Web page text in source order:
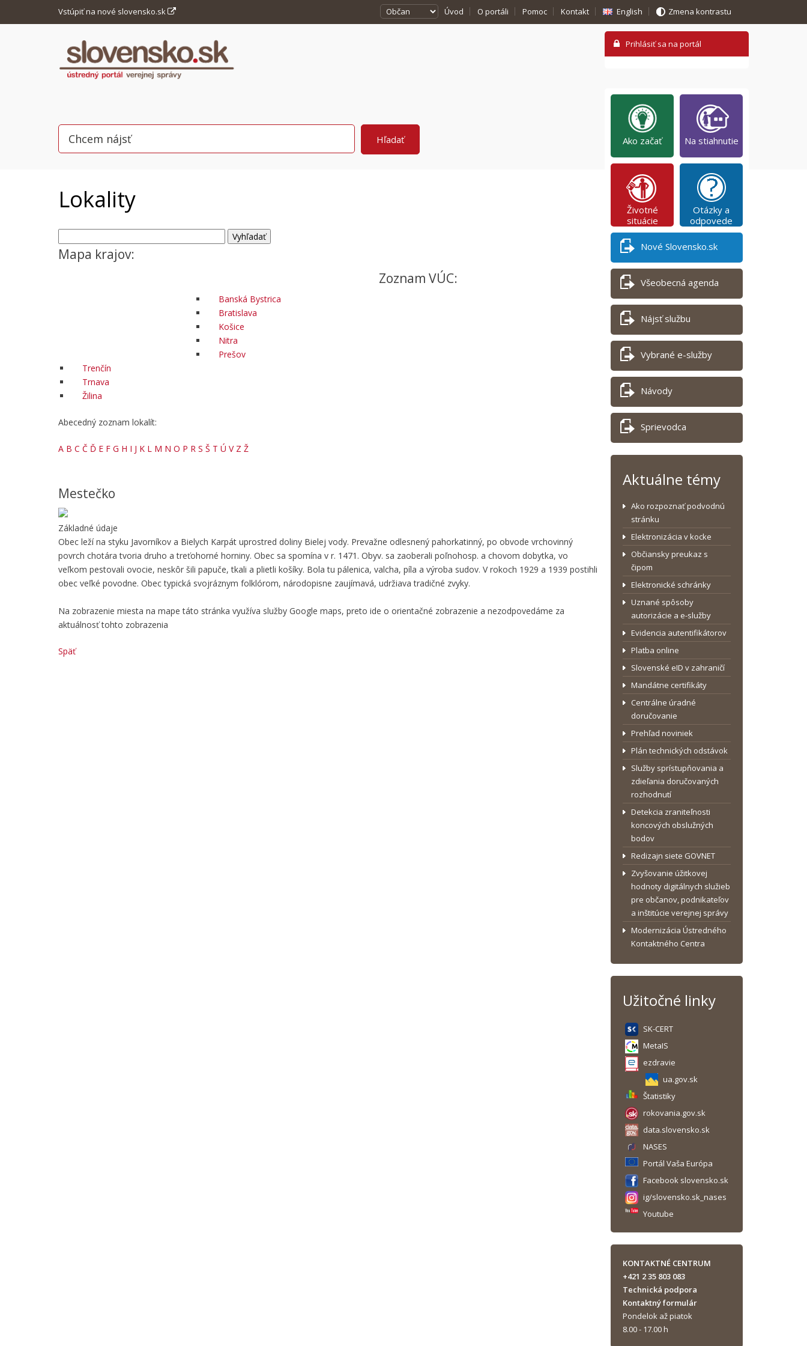
Vstúpiť na nové slovensko.sk Úvod O portáli Pomoc Kontakt English Zmena kontrastu
Lokality
Mapa krajov:
Zoznam VÚC:
Banská Bystrica
Bratislava
Košice
Nitra
Prešov
Trenčín
Trnava
Žilina
Abecedný zoznam lokalít:
A B C Č Ď E F G H I J K L M N O P R S Š T Ú V Z Ž
Mestečko
Základné údaje
Obec leží na styku Javorníkov a Bielych Karpát uprostred doliny Bielej vody. Prevažne odlesnený pahorkatinný, po obvode vrchovinný
povrch chotára tvoria druho a treťohorné horniny. Obec sa spomína v r. 1471. Obyv. sa zaoberali poľnohosp. a chovom dobytka, vo
veľkom pestovali ovocie, neskôr šili papuče, tkali a plietli košíky. Bola tu pálenica, valcha, píla a výroba sudov. V rokoch 1929 a 1939 postihli
obec veľké povodne. Obec typická svojráznym folklórom, národopisne zaujímavá, udržiava tradičné zvyky.
Na zobrazenie miesta na mape táto stránka využíva služby Google maps, preto ide o orientačné zobrazenie a nezodpovedáme za
aktuálnosť tohto zobrazenia
Späť
Ako začať Na stiahnutie
Životné
situácie
Otázky a
odpovede
Nové Slovensko.sk
Všeobecná agenda
Nájsť službu
Vybrané e-služby
Návody
Sprievodca
Aktuálne témy
Ako rozpoznať podvodnú
stránku
Elektronizácia v kocke
Občiansky preukaz s
čipom
Elektronické schránky
Uznané spôsoby
autorizácie a e-služby
Evidencia autentifikátorov
Platba online
Slovenské eID v zahraničí
Mandátne certifikáty
Centrálne úradné
doručovanie
Prehľad noviniek
Plán technických odstávok
Služby sprístupňovania a
zdieľania doručovaných
rozhodnutí
Detekcia zraniteľnosti
koncových obslužných
bodov
Redizajn siete GOVNET
Zvyšovanie úžitkovej
hodnoty digitálnych služieb
pre občanov, podnikateľov
a inštitúcie verejnej správy
Modernizácia Ústredného
Kontaktného Centra
Užitočné linky
SK-CERT
MetaIS
ezdravie
ua.gov.sk
Štatistiky
rokovania.gov.sk
data.slovensko.sk
NASES
Portál Vaša Európa
Facebook slovensko.sk
ig/slovensko.sk_nases
Youtube
KONTAKTNÉ CENTRUM
+421 2 35 803 083
Technická podpora
Kontaktný formulár
Pondelok až piatok
8.00 - 17.00 h